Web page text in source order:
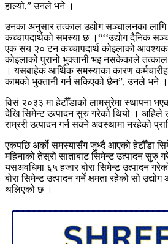
हाल्यो,” उनले भने ।
उनका अनुसार तत्काल उद्योग सञ्चालनका
कच्चापदार्थको समस्या छ ।“‘‘उद्योग दैनिक
एक सय २० टन कच्चापदार्थ कोइलाको आवश्यक
कोइलाको पुरानो भुक्तानी भइ नसकेकाले
। यसबाहेक आर्थिक समस्याका कारण
कामको भुक्तानी गर्न सकिएको छैन”, उनले भने ।
विसं २०३३ मा हेटौँडाको लामसुरेमा स्थापना
देखि सिमेन्ट उत्पादन सुरु गरेको थियो ।
राम्ररी उत्पादन गर्न सक्ने अवस्थामा नरहेको
एकपछि अर्को समस्यासँग जुध्दै आएको हेटौँडा
महिनाको तेस्रो साताबाट सिमेन्ट उत्पादन सुरु
यसअवधिमा ६५ हजार बोरा सिमेन्ट उत्पादन
बोरा सिमेन्ट उत्पादन गर्ने क्षमता रहेको सो
थलिएको छ ।